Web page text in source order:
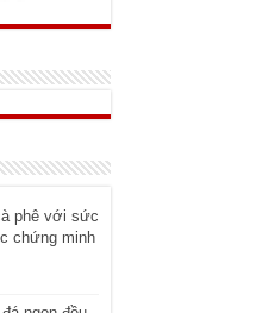
phê với sức
chứng minh